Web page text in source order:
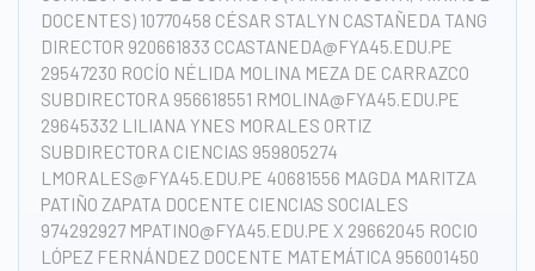
DOCENTES) 10770458 CÉSAR STALYN CASTAÑEDA TANG
DIRECTOR 920661833 CCASTANEDA@FYA45.EDU.PE
29547230 ROCÍO NÉLIDA MOLINA MEZA DE CARRAZCO
SUBDIRECTORA 956618551 RMOLINA@FYA45.EDU.PE
29645332 LILIANA YNES MORALES ORTIZ
SUBDIRECTORA CIENCIAS 959805274
LMORALES@FYA45.EDU.PE 40681556 MAGDA MARITZA
PATIÑO ZAPATA DOCENTE CIENCIAS SOCIALES
974292927 MPATINO@FYA45.EDU.PE X 29662045 ROCIO
LÓPEZ FERNÁNDEZ DOCENTE MATEMÁTICA 956001450